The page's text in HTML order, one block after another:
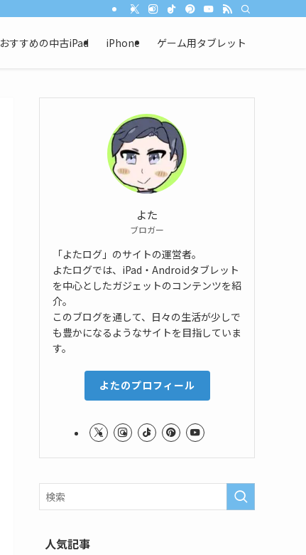
おすすめの中古iPad iPhone ゲーム用タブレット
よた
ブロガー
「よたログ」のサイトの運営者。
よたログでは、iPad・Androidタブレット
を中心としたガジェットのコンテンツを紹
介。
このブログを通して、日々の生活が少しで
も豊かになるようなサイトを目指していま
す。
よたのプロフィール
人気記事